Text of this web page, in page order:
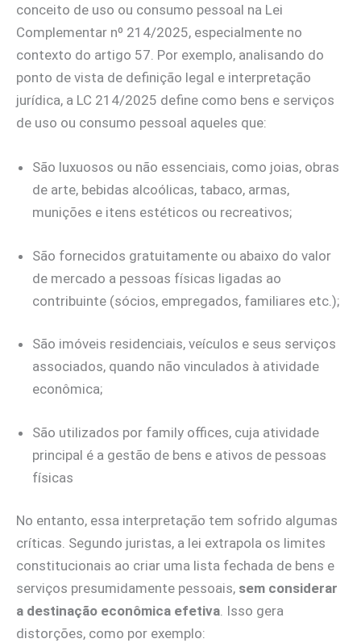
conceito de uso ou consumo pessoal na Lei
Complementar nº 214/2025, especialmente no
contexto do artigo 57. Por exemplo, analisando do
ponto de vista de definição legal e interpretação
jurídica, a LC 214/2025 define como bens e serviços
de uso ou consumo pessoal aqueles que:
São luxuosos ou não essenciais, como joias, obras
de arte, bebidas alcoólicas, tabaco, armas,
munições e itens estéticos ou recreativos;
São fornecidos gratuitamente ou abaixo do valor
de mercado a pessoas físicas ligadas ao
contribuinte (sócios, empregados, familiares etc.);
São imóveis residenciais, veículos e seus serviços
associados, quando não vinculados à atividade
econômica;
São utilizados por family offices, cuja atividade
principal é a gestão de bens e ativos de pessoas
físicas
No entanto, essa interpretação tem sofrido algumas
críticas. Segundo juristas, a lei extrapola os limites
constitucionais ao criar uma lista fechada de bens e
serviços presumidamente pessoais, sem considerar
a destinação econômica efetiva. Isso gera
distorções, como por exemplo: